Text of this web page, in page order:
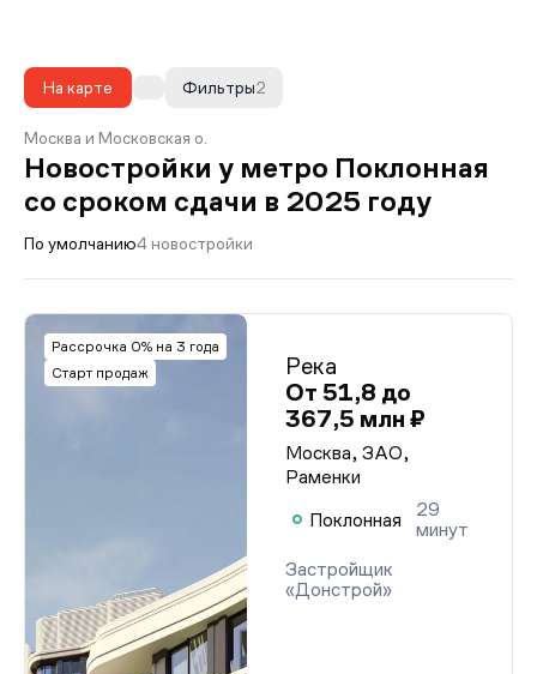
На карте 2
Фильтры
Москва и Московская о.
Новостройки у метро Поклонная
со сроком сдачи в 2025 году
По умолчанию4 новостройки
Рассрочка 0% на 3 года
Старт продаж
Река
От 51,8 до
367,5 млн ₽
Москва, ЗАО,
Раменки
Поклонная
29
минут
Застройщик
«Донстрой»